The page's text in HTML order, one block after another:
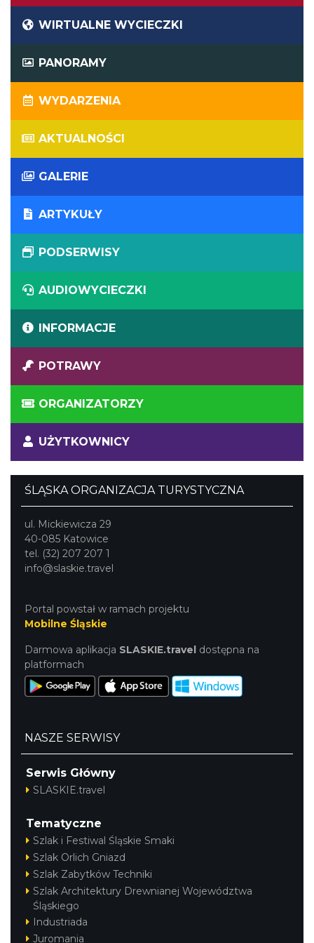
WIRTUALNE WYCIECZKI
PANORAMY
WYDARZENIA
AKTUALNOŚCI
GALERIE
ARTYKUŁY
PODSERWISY
AUDIOWYCIECZKI
INFORMACJE
POTRAWY
ORGANIZATORZY
UŻYTKOWNICY
ŚLĄSKA ORGANIZACJA TURYSTYCZNA
ul. Mickiewicza 29
40-085 Katowice
tel. (32) 207 207 1
info@slaskie.travel
Portal powstał w ramach projektu
Mobilne Śląskie
Darmowa aplikacja SLASKIE.travel dostępna na
platformach
NASZE SERWISY
Serwis Główny
SLASKIE.travel
Tematyczne
Szlak i Festiwal Śląskie Smaki
Szlak Orlich Gniazd
Szlak Zabytków Techniki
Szlak Architektury Drewnianej Województwa
Śląskiego
Industriada
Juromania